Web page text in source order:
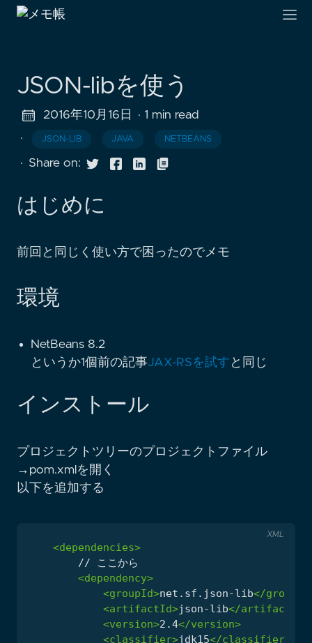
JSON-libを使う
2016年10月16日
· 1 min read
·
JSON-LIB JAVA NETBEANS
· Share on:
はじめに
前回と同じく使い方で困ったのでメモ
環境
NetBeans 8.2
というか1個前の記事JAX-RSを試す と同じ
インストール
プロジェクトツリーのプロジェクトファイル
→pom.xmlを開く
以下を追加する
<dependencies>
<dependency>
<groupId>net.sf.json-lib</
<artifactId>json-lib</artifactId>
<version>2.4</version>
<classifier>jdk15</classifier>
XML